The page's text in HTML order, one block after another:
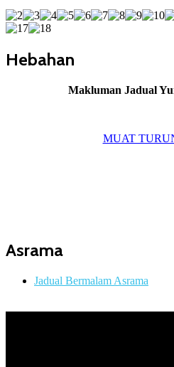
Hebahan
Makluman Jadual
MUAT
Asrama
Jadual Bermalam Asrama